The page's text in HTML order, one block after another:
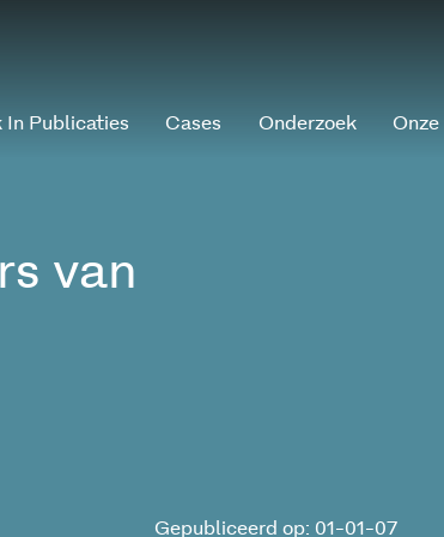
In Publicaties Cases Onderzoek
van
Gepubliceerd op: 01-01-07